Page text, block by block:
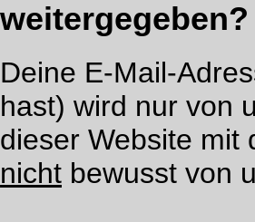
Deine E-Mail-
hast) wird nur von
dieser Website mit
bewusst von